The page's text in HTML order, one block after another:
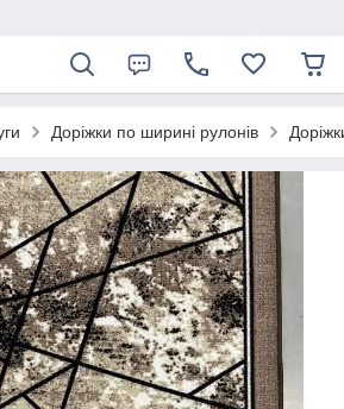
Доріжки по ширині рулонів